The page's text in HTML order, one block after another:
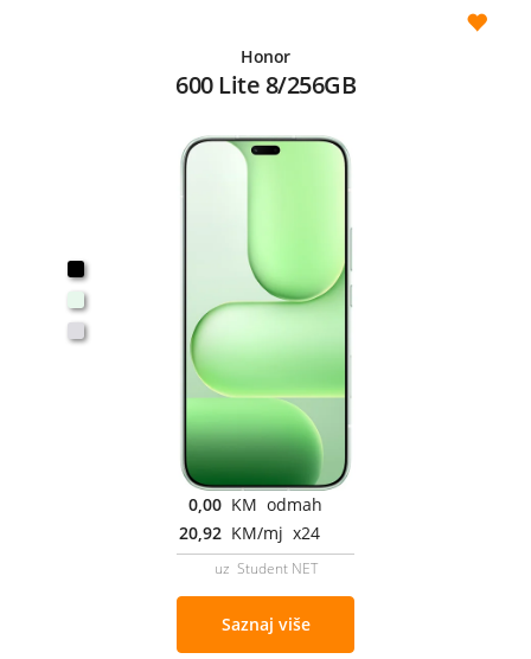
Honor
600 Lite 8/256GB
0,00 KM odmah
20,92 KM/mj x24
uz Student NET
Saznaj više